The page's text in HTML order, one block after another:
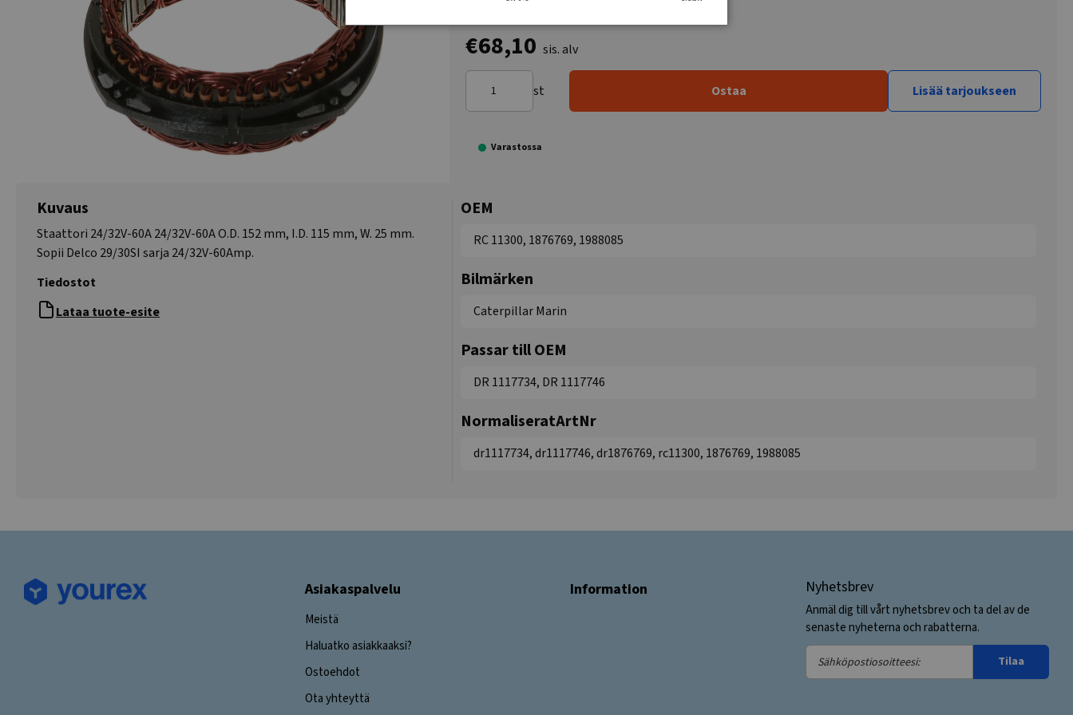
€68,10 sis. alv
st Ostaa Lisää tarjoukseen
Varastossa
Kuvaus
Staattori 24/32V-60A 24/32V-60A O.D. 152 mm, I.D. 115 mm, W. 25 mm.
Sopii Delco 29/30SI sarja 24/32V-60Amp.
Tiedostot
Lataa tuote-esite
OEM
RC 11300, 1876769, 1988085
Bilmärken
Caterpillar Marin
Passar till OEM
DR 1117734, DR 1117746
NormaliseratArtNr
dr1117734, dr1117746, dr1876769, rc11300, 1876769, 1988085
Asiakaspalvelu
Meistä
Haluatko asiakkaaksi?
Ostoehdot
Ota yhteyttä
Information Nyhetsbrev
Anmäl dig till vårt nyhetsbrev och ta del av de
senaste nyheterna och rabatterna.
Sähköpostiosoitteesi:
Tilaa